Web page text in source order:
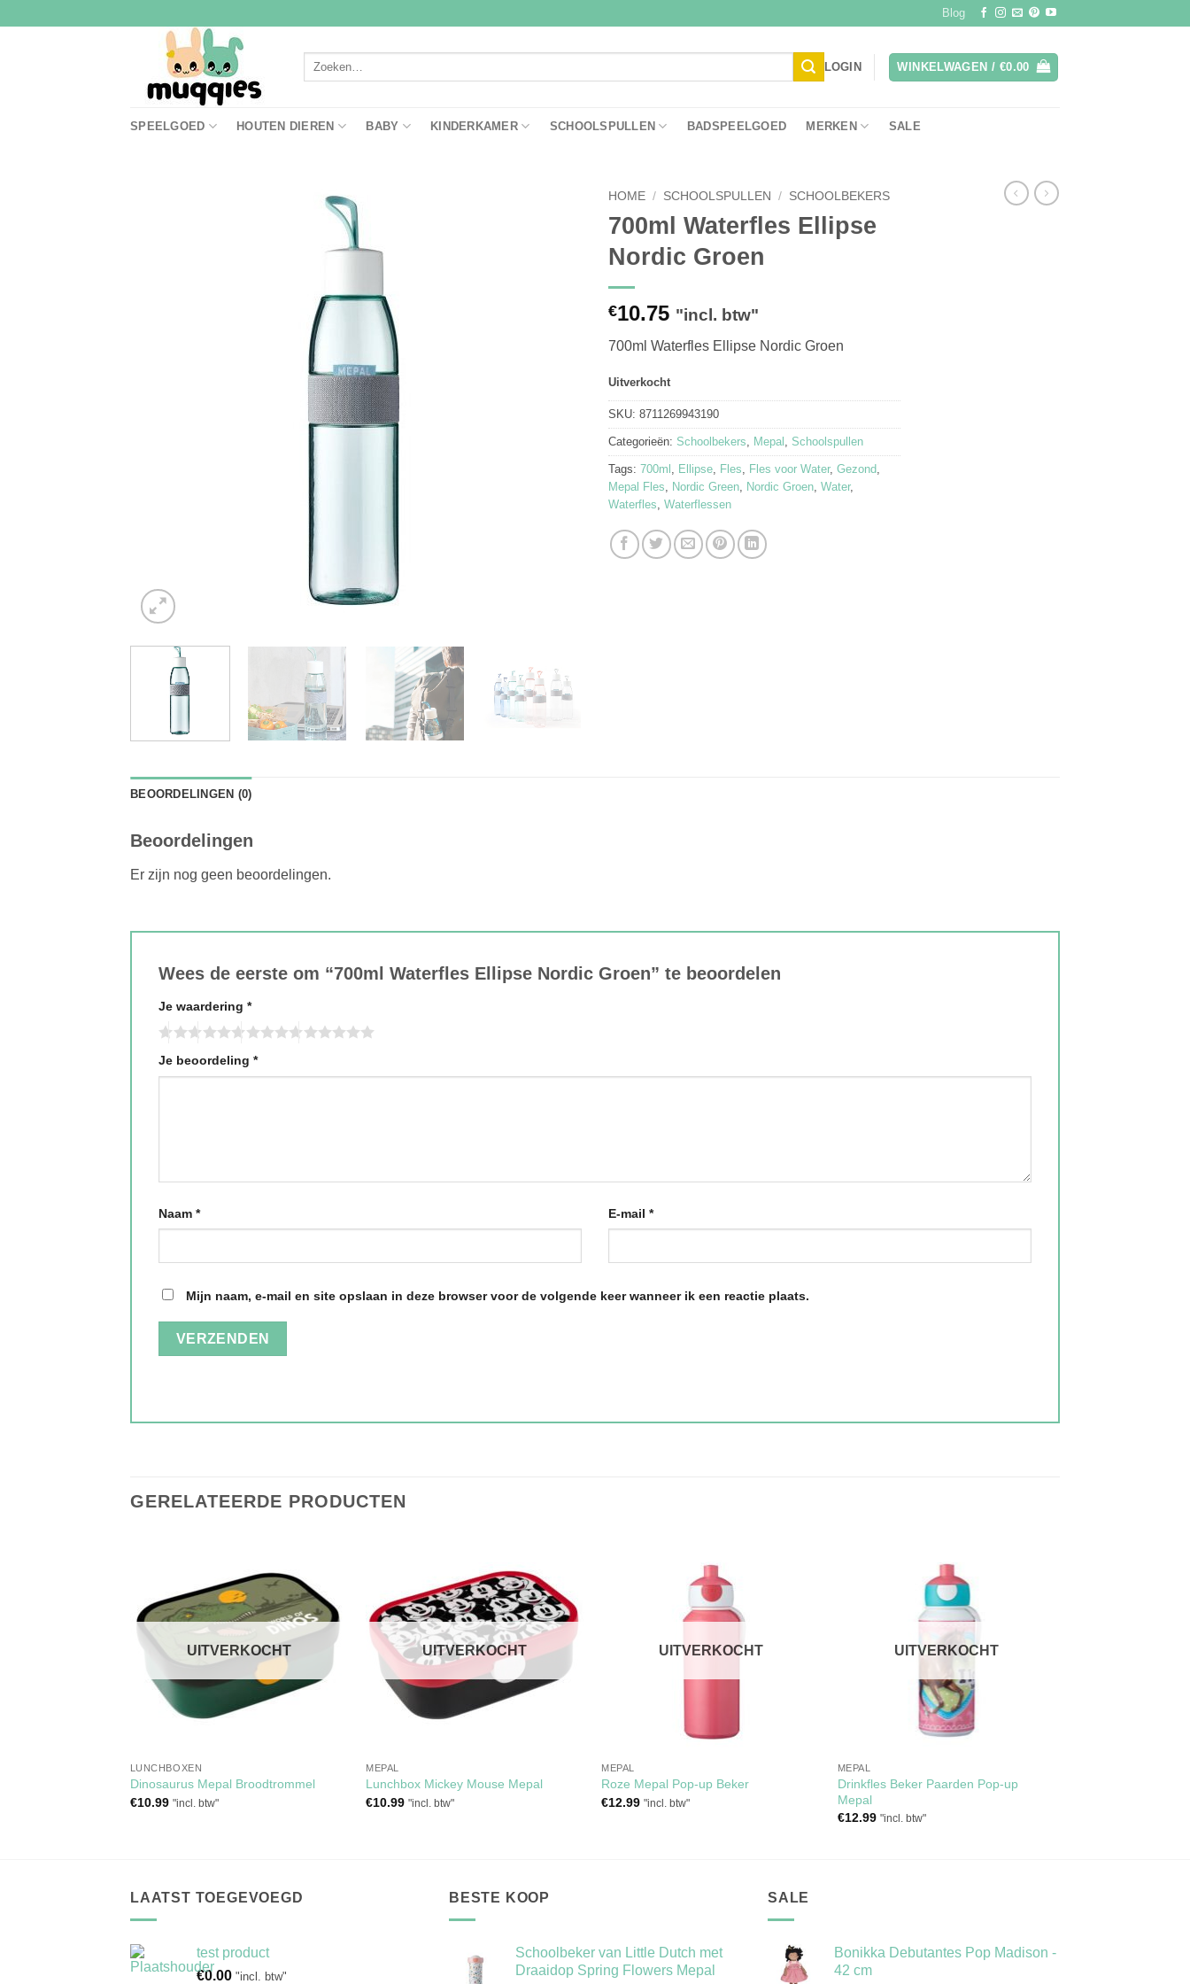
Blog
Zoeken
LOGIN WINKELWAGEN / €0.00
SPEELGOED HOUTEN DIEREN BABY KINDERKAMER SCHOOLSPULLEN BADSPEELGOED MERKEN SALE
HOME / SCHOOLSPULLEN / SCHOOLBEKERS
700ml Waterfles Ellipse
Nordic Groen
€10.75 "incl. btw"
700ml Waterfles Ellipse Nordic Groen
Uitverkocht
SKU: 8711269943190
Categorieën: Schoolbekers, Mepal , Schoolspullen
Tags: 700ml , Ellipse, Fles, Fles voor Water, Gezond,
Mepal Fles, Nordic Green, Nordic Groen, Water,
Waterfles, Waterflessen
BEOORDELINGEN (0)
Beoordelingen
Er zijn nog geen beoordelingen.
Wees de eerste om “700ml Waterfles Ellipse Nordic Groen” te beoordelen
Je waardering *
Je beoordeling *
Naam * E-mail *
Mijn naam, e-mail en site opslaan in deze browser voor de volgende keer wanneer ik een reactie plaats.
GERELATEERDE PRODUCTEN
Toevoegen
aan
verlanglijst
UITVERKOCHT
LUNCHBOXEN
Dinosaurus Mepal Broodtrommel
€10.99 "incl. btw"
Toevoegen
aan
verlanglijst
UITVERKOCHT
MEPAL
Lunchbox Mickey Mouse Mepal
€10.99 "incl. btw"
UITVERKOCHT
MEPAL
Roze Mepal Pop-up Beker
€12.99 "incl. btw"
UITVERKOCHT
MEPAL
Drinkfles Beker Paarden Pop-up
Mepal
€12.99 "incl. btw"
LAATST TOEGEVOEGD
test product
€0.00 "incl. btw"
BESTE KOOP
Schoolbeker van Little Dutch met
Draaidop Spring Flowers Mepal
SALE
Bonikka Debutantes Pop Madison -
42 cm